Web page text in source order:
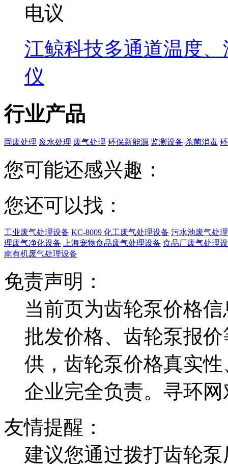
电议
江鲸科技多通道温度
仪
行业产品
固废处理 废水处理 废气处理 环保新能源 监测设备 杀菌消毒
您可能还感兴趣：
您还可以找：
工业废气处理设备 KC-8009 化工废气处理设备 污水池废气处
理废气净化设备
上海宠物食品废气处理设备 食品厂废气处理
南有机废气处理设备
免责声明：
当前页为齿轮泵价格
批发价格、齿轮泵报
供，齿轮泵价格真实
企业完全负责。寻环
友情提醒：
建议您通过拨打齿轮